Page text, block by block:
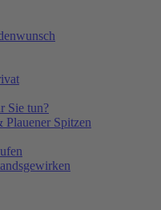
Sie tun?
Spitzen